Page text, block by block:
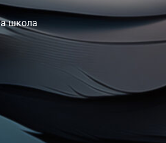
школа